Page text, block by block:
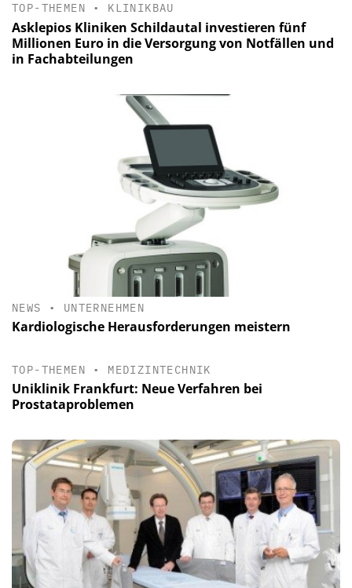
TOP-THEMEN • KLINIKBAU
Asklepios Kliniken Schildautal investieren fünf
Millionen Euro in die Versorgung von Notfällen und
in Fachabteilungen
NEWS • UNTERNEHMEN
Kardiologische Herausforderungen meistern
TOP-THEMEN • MEDIZINTECHNIK
Uniklinik Frankfurt: Neue Verfahren bei
Prostataproblemen